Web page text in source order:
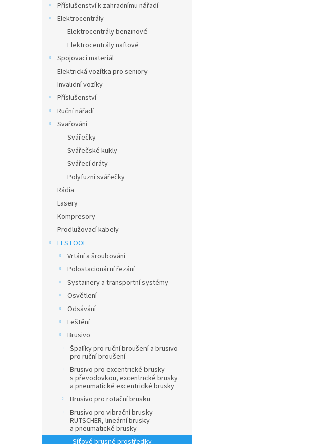
Příslušenství k zahradnímu nářadí
Elektrocentrály
Elektrocentrály benzinové
Elektrocentrály naftové
Spojovací materiál
Elektrická vozítka pro seniory
Invalidní vozíky
Příslušenství
Ruční nářadí
Svařování
Svářečky
Svářečské kukly
Svářecí dráty
Polyfuzní svářečky
Rádia
Lasery
Kompresory
Prodlužovací kabely
FESTOOL
Vrtání a šroubování
Polostacionární řezání
Systainery a transportní systémy
Osvětlení
Odsávání
Leštění
Brusivo
Špalíky pro ruční broušení a brusivo
pro ruční broušení
Brusivo pro excentrické brusky
s převodovkou, excentrické brusky
a pneumatické excentrické brusky
Brusivo pro rotační brusku
Brusivo pro vibrační brusky
RUTSCHER, lineární brusky
a pneumatické brusky
Síťové brusné prostředky